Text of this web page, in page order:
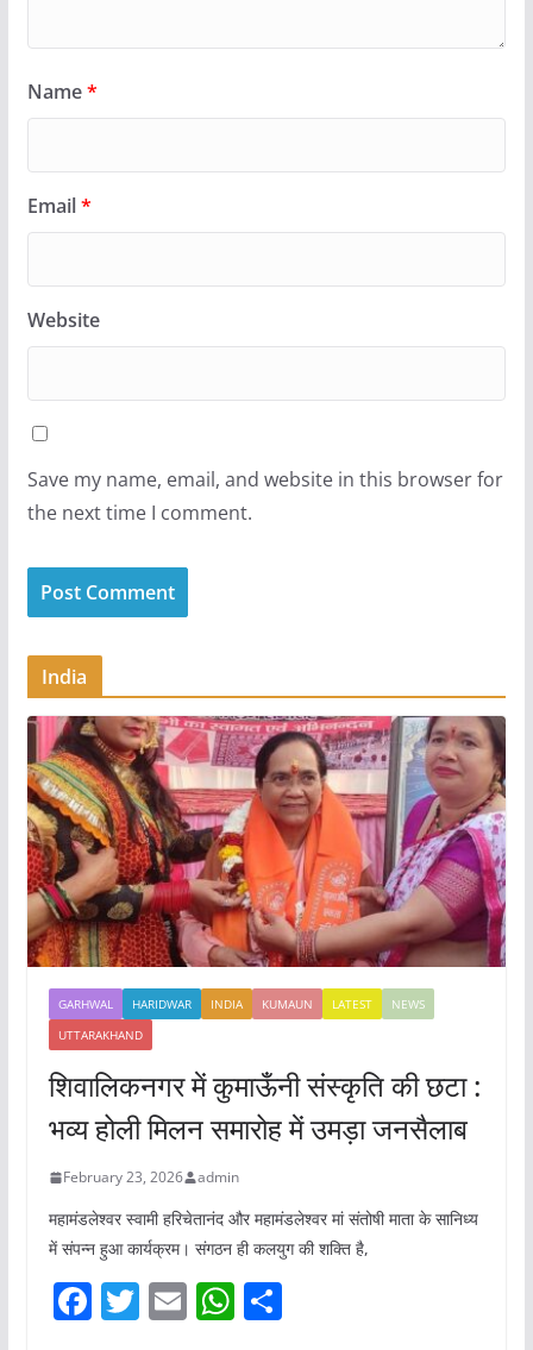
Name*
Email*
Website
Save my name, email, and website in this browser for
the next time I comment.
India
GARHWAL HARIDWAR INDIA KUMAUN LATEST
NEWS
UTTARAKHAND
शिवालिकनगर में कुमाऊँनी संस्कृति की छटा :
भव्य होली मिलन समारोह में उमड़ा जनसैलाब
February 23, 2026 admin
महामंडलेश्वर स्वामी हरिचेतानंद और महामंडलेश्वर मां संतोषी माता के सानिध्य
में संपन्न हुआ कार्यक्रम। संगठन ही कलयुग की शक्ति है,
F T E W S